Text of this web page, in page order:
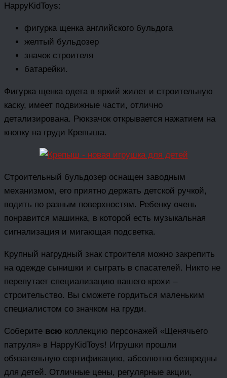
HappyKidToys:
фигурка щенка английского бульдога
желтый бульдозер
значок строителя
батарейки.
Фигурка щенка одета в яркий жилет и строительную
каску, имеет подвижные части, отлично
детализирована. Рюкзачок открывается нажатием на
кнопку на груди Крепыша.
Строительный бульдозер оснащен заводным
механизмом, его приятно держать детской ручкой,
водить по разным поверхностям. Ребенку очень
понравится машинка, в которой есть музыкальная
сигнализация и мигающая подсветка.
Крупный нагрудный знак строителя можно закрепить
на одежде сынишки и сыграть в спасателей. Никто не
перепутает специализацию вашего крохи –
строительство. Вы сможете гордиться маленьким
специалистом со значком на груди.
Соберите всю коллекцию персонажей «Щенячьего
патруля» в HappyKidToys! Игрушки прошли
обязательную сертификацию, абсолютно безвредны
для детей. Отличные цены, регулярные акции,